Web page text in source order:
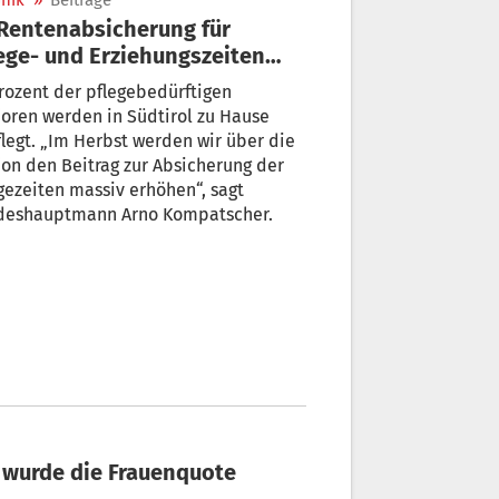
und Erziehungszeiten
aufgestockt
pflegebedürftigen
werden in Südtirol zu Hause
wir über die
der
massiv erhöhen“, sagt
Arno Kompatscher.